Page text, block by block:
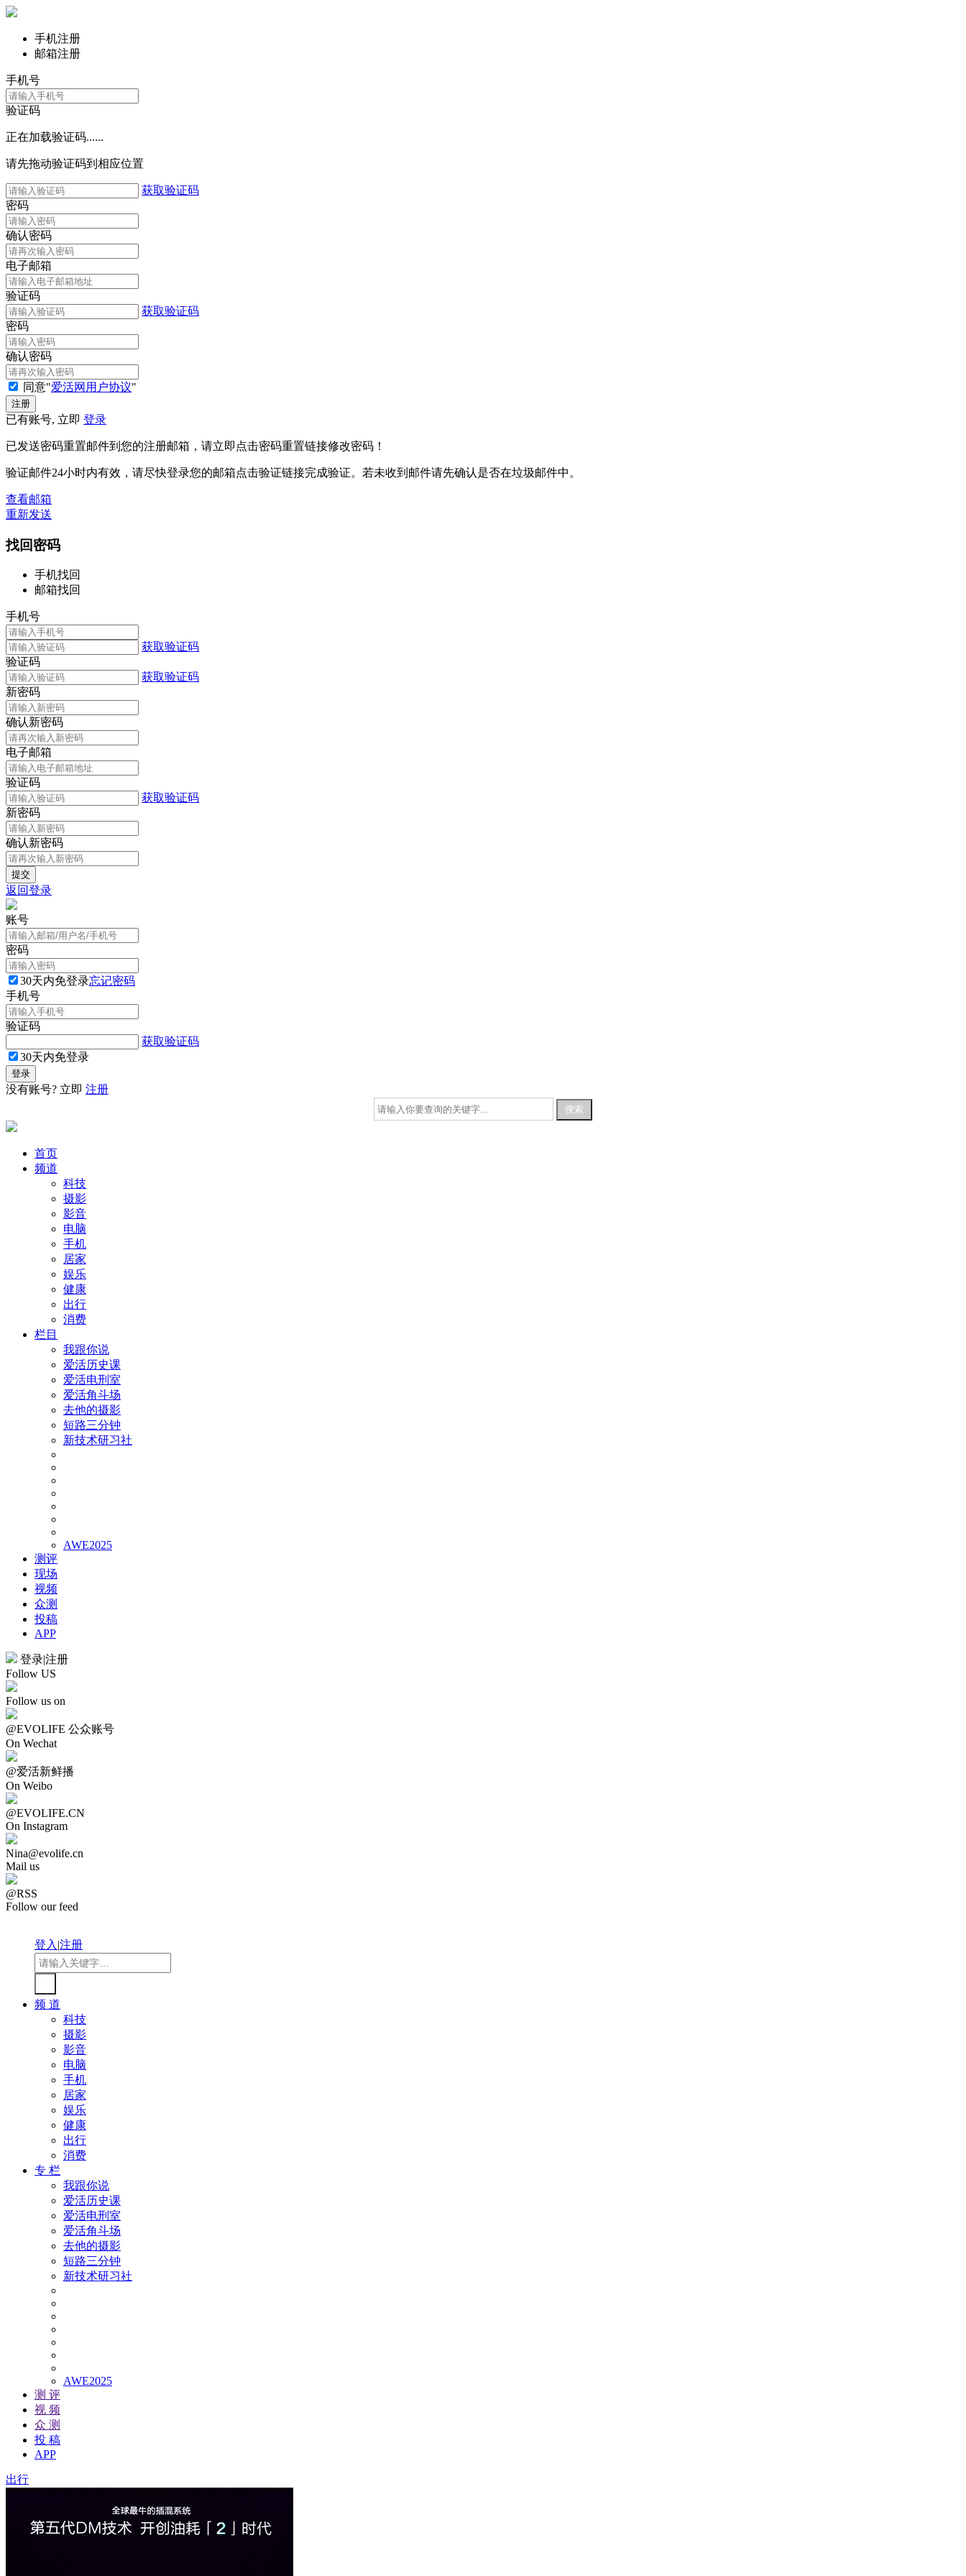
手机注册
邮箱注册
手机号
验证码
正在加载验证码......
请先拖动验证码到相应位置
获取验证码
密码
确认密码
电子邮箱
验证码
获取验证码
密码
确认密码
同意"爱活网用户协议"
已有账号, 立即 登录
已发送密码重置邮件到您的注册邮箱，请立即点击密码重置链接修改密码！
验证邮件24小时内有效，请尽快登录您的邮箱点击验证链接完成验证。若未收到邮件请先确认是否在垃圾邮件中。
查看邮箱
重新发送
找回密码
手机找回
邮箱找回
手机号
获取验证码
验证码
获取验证码
新密码
确认新密码
电子邮箱
验证码
获取验证码
新密码
确认新密码
返回登录
账号
密码
30天内免登录忘记密码
手机号
验证码
获取验证码
30天内免登录
没有账号? 立即 注册
首页
频道
科技
摄影
影音
电脑
手机
居家
娱乐
健康
出行
消费
栏目
我跟你说
爱活历史课
爱活电刑室
爱活角斗场
去他的摄影
短路三分钟
新技术研习社
AWE2025
测评
现场
视频
众测
投稿
APP
登录|注册
Follow US
Follow us on
@EVOLIFE 公众账号
On Wechat
@爱活新鲜播
On Weibo
@EVOLIFE.CN
On Instagram
Nina@evolife.cn
Mail us
@RSS
Follow our feed
登入|注册
频 道
科技
摄影
影音
电脑
手机
居家
娱乐
健康
出行
消费
专 栏
我跟你说
爱活历史课
爱活电刑室
爱活角斗场
去他的摄影
短路三分钟
新技术研习社
AWE2025
测 评
视 频
众 测
投 稿
APP
出行